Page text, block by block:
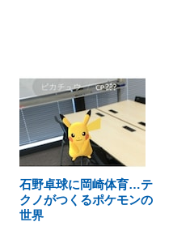
石野卓球に岡崎体育…テ
クノがつくるポケモンの
世界